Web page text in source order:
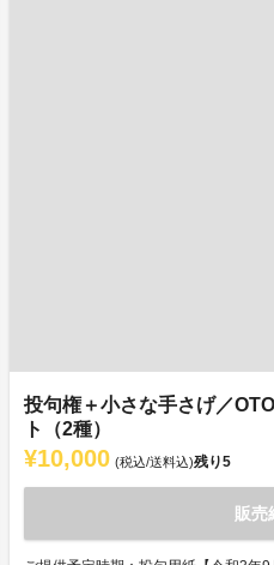
投句権＋小さな手さげ／
ト（2種）
¥10,000 (税込/送料込)残り5
販売